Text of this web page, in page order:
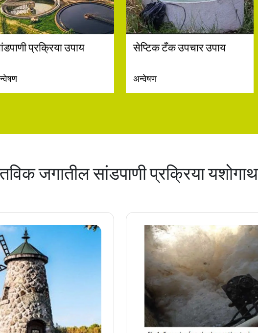
प्रक्रिया उपाय सेप्टिक टँक उपचार उपाय
अन्वेषण
जगातील सांडपाणी प्रक्रिया